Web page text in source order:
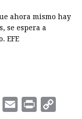
ahora mismo hay
se espera a
EFE